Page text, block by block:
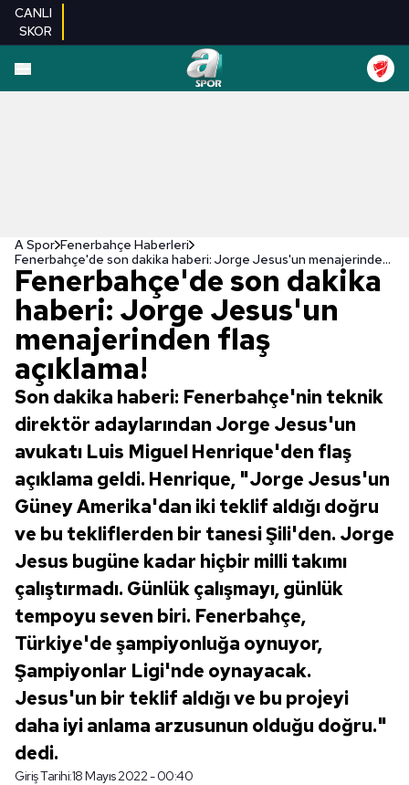
CANLI
SKOR
A Spor Fenerbahçe Haberleri
Fenerbahçe'de son dakika haberi: Jorge Jesus'un menajerinden flaş açıklama!
Fenerbahçe'de son dakika
haberi: Jorge Jesus'un
menajerinden flaş
açıklama!
Son dakika haberi: Fenerbahçe'nin teknik
direktör adaylarından Jorge Jesus'un
avukatı Luis Miguel Henrique'den flaş
açıklama geldi. Henrique, "Jorge Jesus'un
Güney Amerika'dan iki teklif aldığı doğru
ve bu tekliflerden bir tanesi Şili'den. Jorge
Jesus bugüne kadar hiçbir milli takımı
çalıştırmadı. Günlük çalışmayı, günlük
tempoyu seven biri. Fenerbahçe,
Türkiye'de şampiyonluğa oynuyor,
Şampiyonlar Ligi'nde oynayacak.
Jesus'un bir teklif aldığı ve bu projeyi
daha iyi anlama arzusunun olduğu doğru."
dedi.
Giriş Tarihi:18 Mayıs 2022 - 00:40